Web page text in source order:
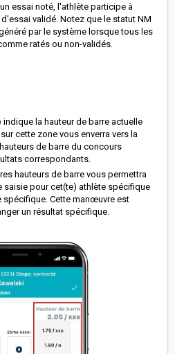
essai noté, l'athlète participe à
validé. Notez que le statut NM
par le système lorsque tous les
ratés ou non-validés.
indique la hauteur de barre actuelle
cette zone vous enverra vers la
de barre du concours
correspondants.
hauteurs de barre vous permettra
saisie pour cet(te) athlète spécifique
spécifique. Cette manœuvre est
un résultat spécifique.